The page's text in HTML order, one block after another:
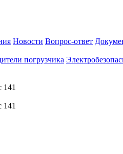
Новости Вопрос-ответ
погрузчика
141
141